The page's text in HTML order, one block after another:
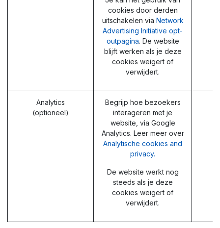
cookies door derden
uitschakelen via Network
Advertising Initiative opt-
outpagina. De website
blijft werken als je deze
cookies weigert of
verwijdert.
Analytics
(optioneel)
Begrijp hoe bezoekers
interageren met je
website, via Google
Analytics. Leer meer over
Analytische cookies and
privacy.
De website werkt nog
steeds als je deze
cookies weigert of
verwijdert.